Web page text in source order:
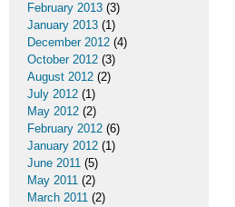
February 2013 (3)
January 2013 (1)
December 2012 (4)
October 2012 (3)
August 2012 (2)
July 2012 (1)
May 2012 (2)
February 2012 (6)
January 2012 (1)
June 2011 (5)
May 2011 (2)
March 2011 (2)